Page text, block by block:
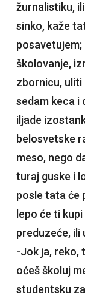
žurnalistiku,
sinko, kaže
školovanje,
zbornicu, uliti
sedam keca i
iljade
belosvetske
meso, nego
turaj guske i
posle tata će
lepo će ti
preduzeće, ili
-Jok ja, reko,
oćeš školuj
studentsku